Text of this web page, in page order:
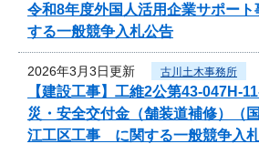
令和8年度外国人活用企業サポート
する一般競争入札公告
2026年3月3日更新 古川土木事務所
【建設工事】工維2公第43-
災・安全交付金（舗装道補修）（
江工区工事 に関する一般競争入